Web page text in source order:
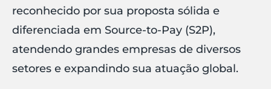
reconhecido por sua proposta sólida e
diferenciada em Source-to-Pay (S2P),
atendendo grandes empresas de diversos
setores e expandindo sua atuação global.